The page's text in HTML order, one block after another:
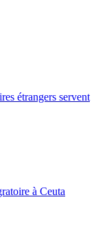
étrangers servent
à Ceuta